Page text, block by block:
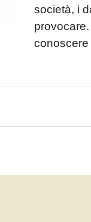
società, i
conoscere